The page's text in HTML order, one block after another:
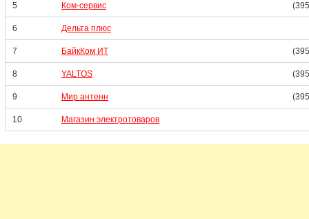
5 Ком-сервис
6 Дельта плюс
7 БайкКом ИТ
8 YALTOS
9 Мир антенн
10 Магазин электротоваров